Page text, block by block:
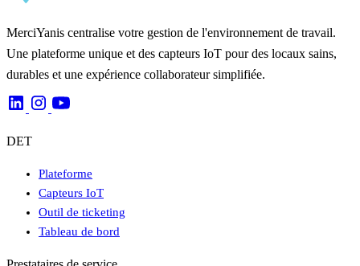
MerciYanis centralise votre gestion de l'environnement de travail.
Une plateforme unique et des capteurs IoT pour des locaux sains,
durables et une expérience collaborateur simplifiée.
DET
Plateforme
Capteurs IoT
Outil de ticketing
Tableau de bord